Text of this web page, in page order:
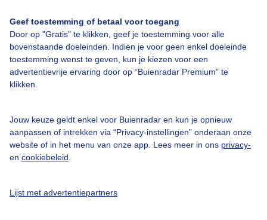
Geef toestemming of betaal voor toegang
Door op "Gratis" te klikken, geef je toestemming voor alle
bovenstaande doeleinden. Indien je voor geen enkel doeleinde
toestemming wenst te geven, kun je kiezen voor een
advertentievrije ervaring door op “Buienradar Premium” te
klikken.
Jouw keuze geldt enkel voor Buienradar en kun je opnieuw
aanpassen of intrekken via “Privacy-instellingen” onderaan onze
website of in het menu van onze app. Lees meer in ons privacy-
en cookiebeleid
Lijst met advertentiepartners
Gebruikersvoorwaarden
Adverteren
Buienradar Team
Cookie beleid
Privacy instellingen
Gratis weerdata